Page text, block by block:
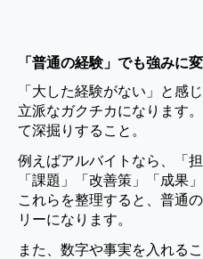
「普通の経験」でも強みに
「大した経験がない」と感
立派なガクチカになります
て深掘りすること。
例えばアルバイトなら、「
「課題」「改善策」「成果
これらを整理すると、普通
リーになります。
また、数字や事実を入れる